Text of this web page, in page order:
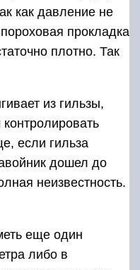
как давление не
прокладка
плотно. Так
из гильзы,
если гильза
дошел до
неизвестность.
еще один
либо в